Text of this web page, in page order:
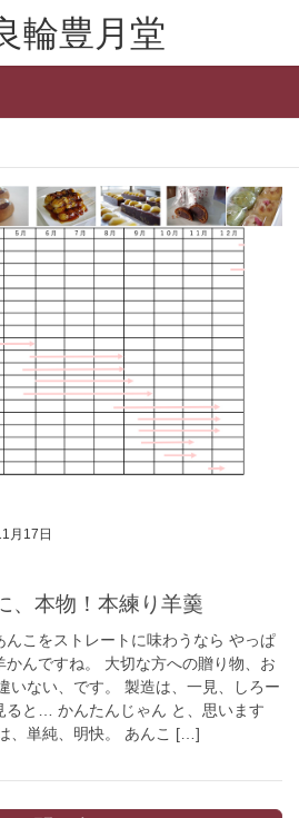
輪豊月堂
月17日
に、本物！本練り羊羹
んこをストレートに味わうなら やっぱ
かんですね。 大切な方への贈り物、お
いない、です。 製造は、一見、しろー
ると… かんたんじゃん と、思います
、単純、明快。 あんこ […]